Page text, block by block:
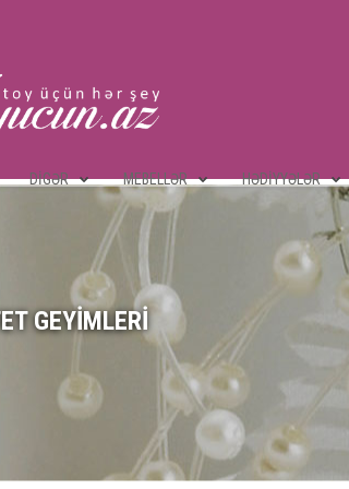
DIGƏR MEBELLƏR HƏDIYYƏLƏR
GEYIMLERI